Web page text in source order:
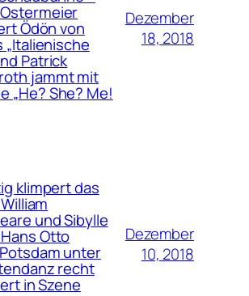
Ödön von
„Italienische
Patrick
jammt mit
„He? She? Me!
Dezember
18, 2018
klimpert das
und Sibylle
Otto
unter
recht
in Szene
Dezember
10, 2018